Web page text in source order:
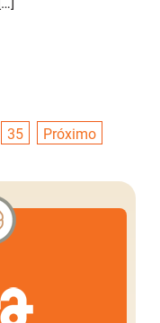
35 Próximo